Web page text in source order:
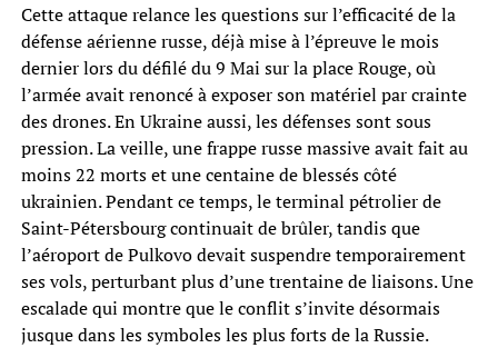
Cette attaque relance les questions sur l’efficacité de la
défense aérienne russe, déjà mise à l’épreuve le mois
dernier lors du défilé du 9 Mai sur la place Rouge, où
l’armée avait renoncé à exposer son matériel par crainte
des drones. En Ukraine aussi, les défenses sont sous
pression. La veille, une frappe russe massive avait fait au
moins 22 morts et une centaine de blessés côté
ukrainien. Pendant ce temps, le terminal pétrolier de
Saint-Pétersbourg continuait de brûler, tandis que
l’aéroport de Pulkovo devait suspendre temporairement
ses vols, perturbant plus d’une trentaine de liaisons. Une
escalade qui montre que le conflit s’invite désormais
jusque dans les symboles les plus forts de la Russie.